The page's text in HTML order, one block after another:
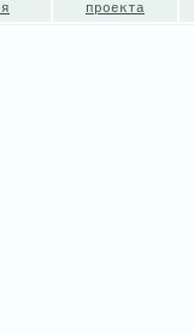
проекта